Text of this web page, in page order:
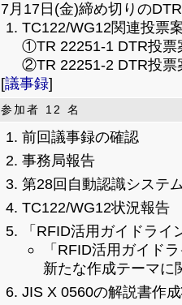
7月17日(金)締め切りの
TC122/WG12関連投票
①TR 22251-1 DTR投票
②TR 22251-2 DTR投票
[議事録]
参加者 12 名
前回議事録の確認
事務局報告
第28回自動認識システ
TC122/WG12状況報告
「RFID活用ガイドラ
「RFID活用ガイド
新たな作成テーマに
JIS X 0560の解説書作